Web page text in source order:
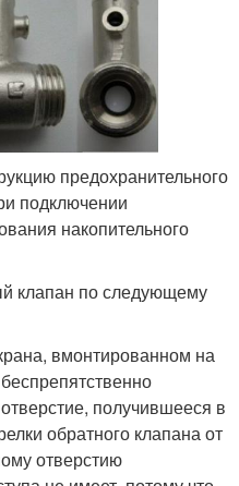
предохранительного
подключении
накопительного
клапан по следующему
вмонтированном на
получившееся в
обратного клапана от
отверстию